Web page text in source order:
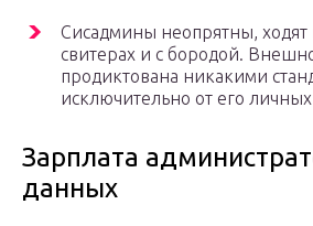
Сисадмины неопрятны, ходят
свитерах и с бородой.
продиктована никакими
исключительно от его
Зарплата
данных